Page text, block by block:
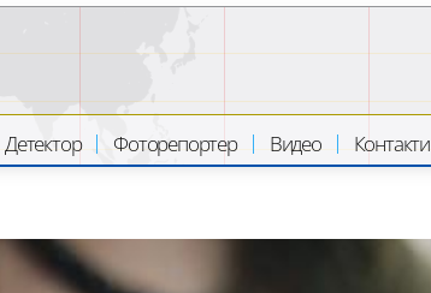
Детектор Фоторепортер Видео Контакти